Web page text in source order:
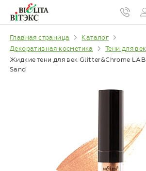
Главная страница
Каталог
Декоративная косметика
Тени для век
Жидкие тени для век Glitter&Chrome
Sand